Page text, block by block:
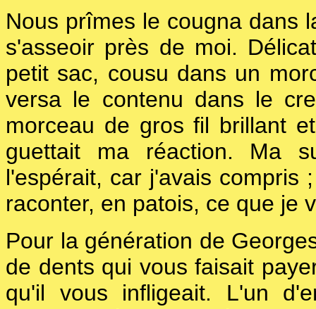
Nous prîmes le cougna dans
s'asseoir près de moi.
petit sac, cousu dans un
versa le contenu dans le
morceau de gros fil brillant
guettait ma réaction. Ma
l'espérait, car j'avais compris
raconter, en patois, ce que je
Pour la génération de
de dents qui vous faisait
qu'il vous infligeait. L'un